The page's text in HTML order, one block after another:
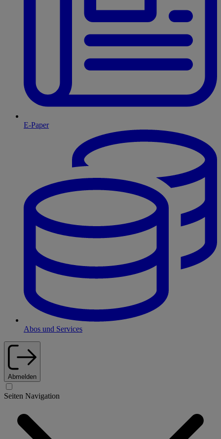
E-Paper
Abos und Services
Abmelden
Seiten Navigation